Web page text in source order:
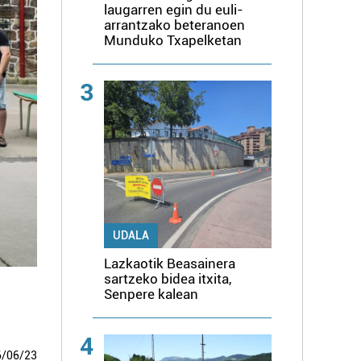
/06/23
laugarren egin du euli-
arrantzako beteranoen
Munduko Txapelketan
3
UDALA
Lazkaotik Beasainera
sartzeko bidea itxita,
Senpere kalean
4